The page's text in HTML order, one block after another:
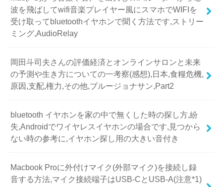
波を飛ばしてwifi音楽プレイヤー風にスマホでWIFIを
受け取ってbluetoothイヤホンで聞く方法です,ストリー
ミング,AudioRelay
岡田斗司夫さんの評価経済とオンラインサロンと未来
の予測や生き方についての一考察(感想),日本,食糧危機,
原因,支配,権力,その他,ブルージョナサン,Part2
bluetooth イヤホンを家の中で無くした時の探し方,紛
失,Androidでワイヤレスイヤホンの場合です,見つから
ない時の参考に,イヤホン探し用の大きい音付き
Macbook Proに外付けマイク(外部マイク)を接続し録
音する方法,マイク接続端子はUSB-CとUSB-A(注意*1)